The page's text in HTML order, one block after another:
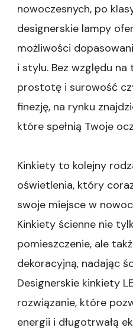
nowoczesnych, po
designerskie lampy
możliwości
i stylu. Bez względu
prostotę i surowość
finezję, na rynku
które spełnią Twoje
Kinkiety to kolejny
oświetlenia, który
swoje miejsce w
Kinkiety ścienne nie
pomieszczenie, ale
dekoracyjną, nadając
Designerskie kinkiety
rozwiązanie, które
energii i długotrwałą